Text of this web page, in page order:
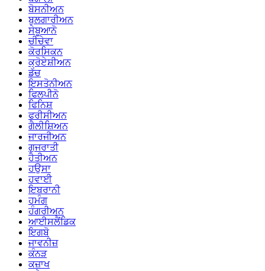
ਬੋਸਨੀਅਨ
ਬੁਲਗਾਰੀਅਨ
ਸੇਬੂਆਨੋ
ਚੀਚੇਵਾ
ਕੋਰਸਿਕਨ
ਕ੍ਰੋਏਸ਼ੀਅਨ
ਡੱਚ
ਇਸਤੋਨੀਅਨ
ਫਿਲਪੀਨੋ
ਫਿਨਿਸ਼
ਫਰੀਸੀਅਨ
ਗੈਲੀਸ਼ਿਅਨ
ਜਾਰਜੀਅਨ
ਗੁਜਰਾਤੀ
ਹੈਤੀਅਨ
ਹਉਸਾ
ਹਵਾਈ
ਇਬਰਾਨੀ
ਹਮੰਗ
ਹੰਗਰੀਅਨ
ਆਈਸਲੈਂਡਿਕ
ਇਗਬੋ
ਜਾਵਨੀਜ਼
ਕੰਨੜ
ਕਜ਼ਾਖ